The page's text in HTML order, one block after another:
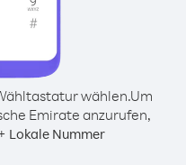
wählen.Um
Emirate anzurufen,
Lokale Nummer